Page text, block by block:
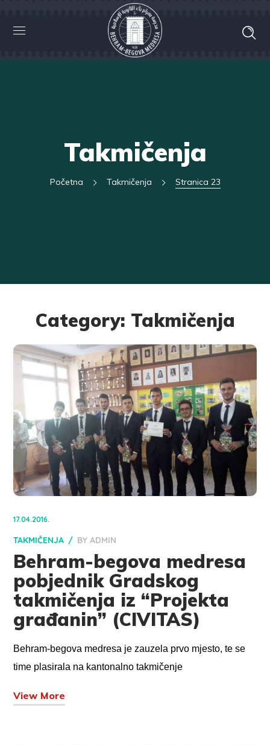
Takmičenja
Početna Takmičenja Stranica 23
Category: Takmičenja
17.04.2016.
TAKMIČENJA BYADMIN
Behram-begova medresa
pobjednik Gradskog
takmičenja iz “Projekta
građanin” (CIVITAS)
Behram-begova medresa je zauzela prvo mjesto, te se
time plasirala na kantonalno takmičenje
View More